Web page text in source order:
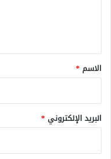
*
الاسم *
البريد الإلكتروني *